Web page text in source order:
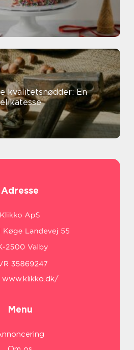
kvalitetsnødder: En
Adresse
www.klikko.dk/
Menu